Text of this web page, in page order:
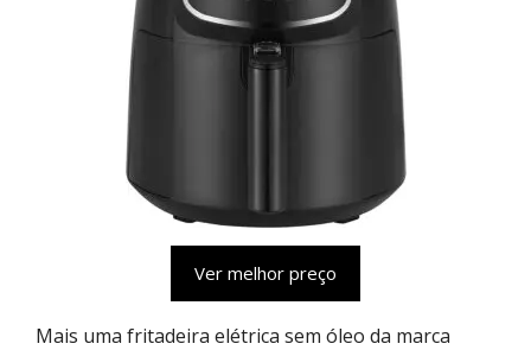
Ver melhor preço
Mais uma fritadeira elétrica sem óleo da marca